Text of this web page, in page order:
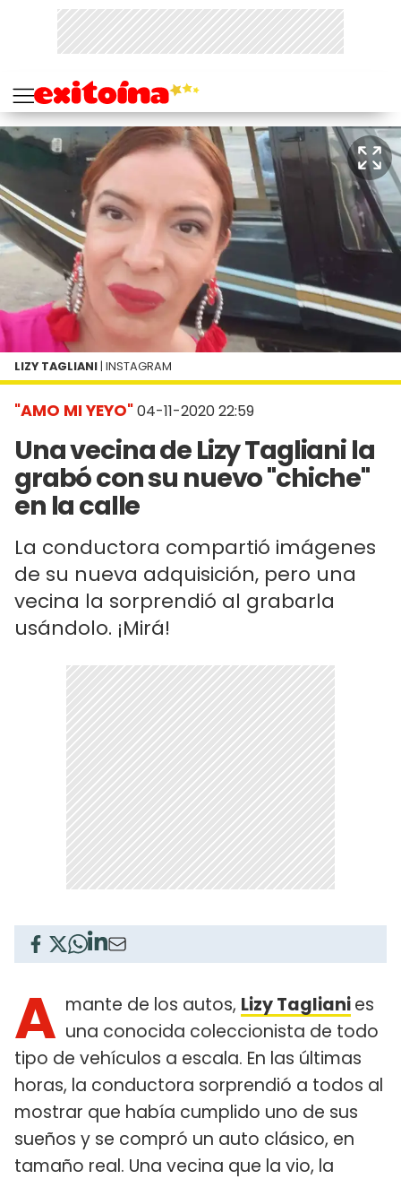
"AMO MI YEYO"04-11-2020 22:59
Una vecina de Lizy Tagliani la
grabó con su nuevo "chiche"
en la calle
La conductora compartió imágenes
de su nueva adquisición, pero una
vecina la sorprendió al grabarla
usándolo. ¡Mirá!
LIZY TAGLIANI | INSTAGRAM
A mante de los autos, Lizy Taglianies
una conocida coleccionista de todo
tipo de vehículos a escala. En las últimas
horas, la conductora sorprendió a todos al
mostrar que había cumplido uno de sus
sueños y se compró un auto clásico, en
tamaño real. Una vecina que la vio, la